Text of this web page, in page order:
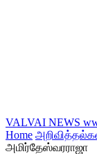
VALVAI NEWS
Home
அமிர்தேஸ்வரராஜா